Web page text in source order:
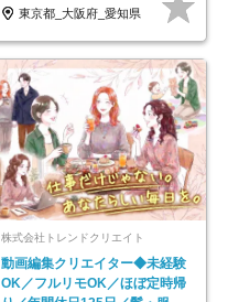
東京都_大阪府_愛知県
株式会社トレンドクリエイト
動画編集クリエイター◆未経験
OK／フルリモOK／ほぼ定時帰